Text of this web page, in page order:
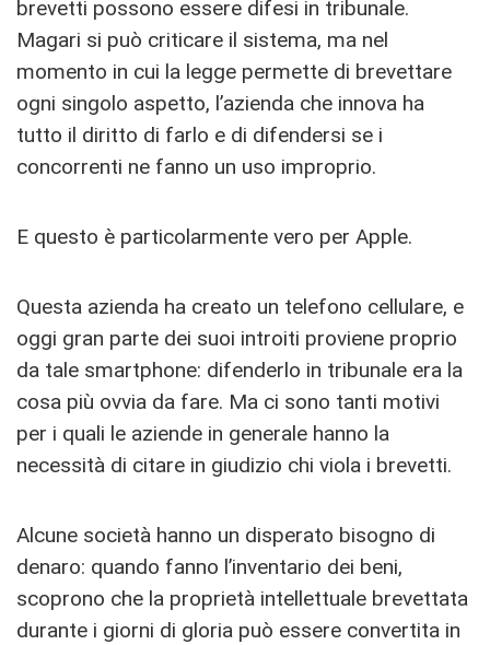
brevetti possono essere difesi in tribunale.
Magari si può criticare il sistema, ma nel
momento in cui la legge permette di brevettare
ogni singolo aspetto, l’azienda che innova ha
tutto il diritto di farlo e di difendersi se i
concorrenti ne fanno un uso improprio.
E questo è particolarmente vero per Apple.
Questa azienda ha creato un telefono cellulare, e
oggi gran parte dei suoi introiti proviene proprio
da tale smartphone: difenderlo in tribunale era la
cosa più ovvia da fare. Ma ci sono tanti motivi
per i quali le aziende in generale hanno la
necessità di citare in giudizio chi viola i brevetti.
Alcune società hanno un disperato bisogno di
denaro: quando fanno l’inventario dei beni,
scoprono che la proprietà intellettuale brevettata
durante i giorni di gloria può essere convertita in